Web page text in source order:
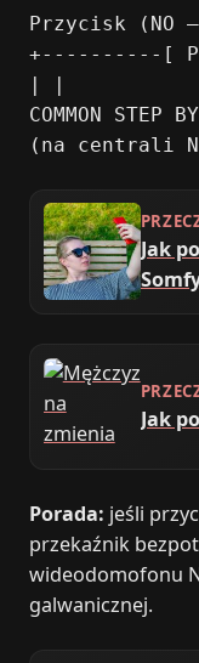
Przycisk (NO
+----------[
| |
COMMON STEP
(na centrali
Jak
Jak
Porada: jeśli
przekaźnik
wideodomofonu
galwanicznej.